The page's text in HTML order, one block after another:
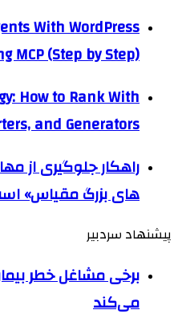
With WordPress
MCP (Step by Step)
How to Rank With
and Generators
راهکار جلوگیری از
های بزرگ مقیاس»
پیشنهاد سردبیر
برخی مشاغل خطر
می‌کند